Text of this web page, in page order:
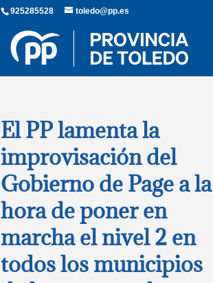
925285528 toledo@pp.es
El PP lamenta la
improvisación del
Gobierno de Page a la
hora de poner en
marcha el nivel 2 en
todos los municipios